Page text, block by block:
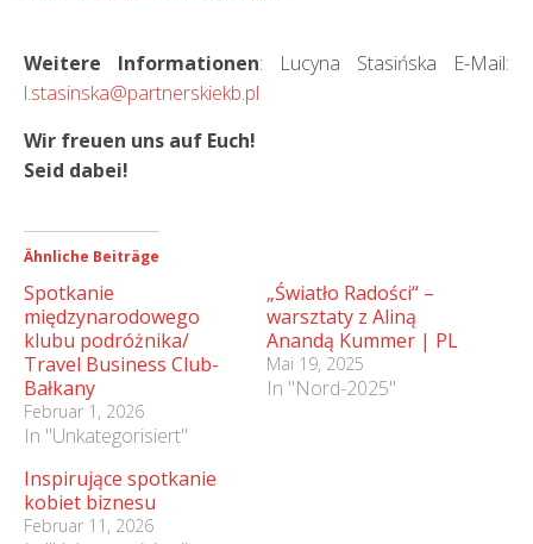
Weitere Informationen: Lucyna Stasińska E-Mail:
l.stasinska@partnerskiekb.pl
Wir freuen uns auf Euch!
Seid dabei!
Ähnliche Beiträge
Spotkanie
międzynarodowego
klubu podróżnika/
Travel Business Club-
Bałkany
Februar 1, 2026
In "Unkategorisiert"
„Światło Radości“ –
warsztaty z Aliną
Anandą Kummer | PL
Mai 19, 2025
In "Nord-2025"
Inspirujące spotkanie
kobiet biznesu
Februar 11, 2026